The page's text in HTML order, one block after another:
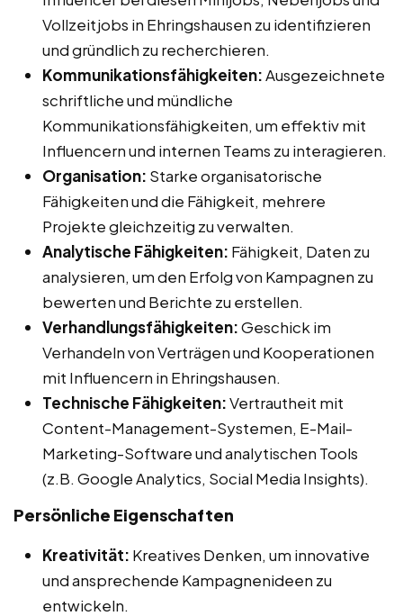
Vollzeitjobs in Ehringshausen zu identifizieren
und gründlich zu recherchieren.
Kommunikationsfähigkeiten:Ausgezeichnete
schriftliche und mündliche
Kommunikationsfähigkeiten, um effektiv mit
Influencern und internen Teams zu interagieren.
Organisation: Starke organisatorische
Fähigkeiten und die Fähigkeit, mehrere
Projekte gleichzeitig zu verwalten.
Analytische Fähigkeiten: Fähigkeit, Daten zu
analysieren, um den Erfolg von Kampagnen zu
bewerten und Berichte zu erstellen.
Verhandlungsfähigkeiten:Geschick im
Verhandeln von Verträgen und Kooperationen
mit Influencern in Ehringshausen.
Technische Fähigkeiten:Vertrautheit mit
Content-Management-Systemen, E-Mail-
Marketing-Software und analytischen Tools
(z.B. Google Analytics, Social Media Insights).
Persönliche Eigenschaften
Kreativität: Kreatives Denken, um innovative
und ansprechende Kampagnenideen zu
entwickeln.